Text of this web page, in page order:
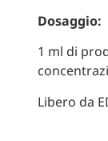
Dosaggio:
1 ml di
Libero da